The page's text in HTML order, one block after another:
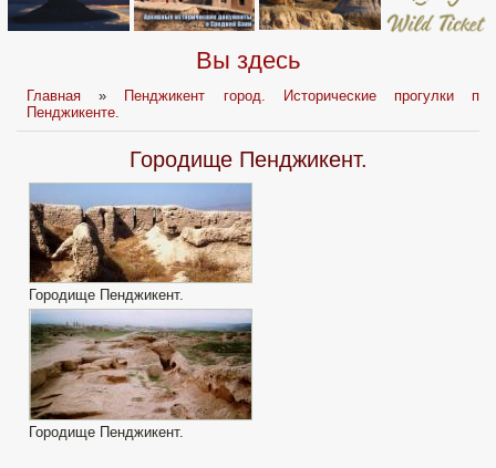
Вы здесь
Главная »
Пенджикент город. Исторические прогулки п
Пенджикенте.
Городище Пенджикент.
Городище Пенджикент.
Городище Пенджикент.